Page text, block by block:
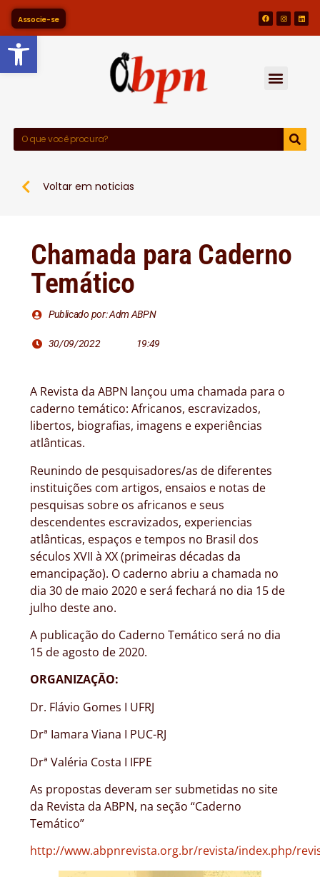
Barra de Ferramentas
Associe-se
Voltar em noticias
Chamada para Caderno
Temático
Publicado por: Adm ABPN
30/09/2022 19:49
A Revista da ABPN lançou uma chamada para o
caderno temático: Africanos, escravizados,
libertos, biografias, imagens e experiências
atlânticas.
Reunindo de pesquisadores/as de diferentes
instituições com artigos, ensaios e notas de
pesquisas sobre os africanos e seus
descendentes escravizados, experiencias
atlânticas, espaços e tempos no Brasil dos
séculos XVII à XX (primeiras décadas da
emancipação). O caderno abriu a chamada no
dia 30 de maio 2020 e será fechará no dia 15 de
julho deste ano.
A publicação do Caderno Temático será no dia
15 de agosto de 2020.
ORGANIZAÇÃO:
Dr. Flávio Gomes I UFRJ
Drª Iamara Viana I PUC-RJ
Drª Valéria Costa I IFPE
As propostas deveram ser submetidas no site
da Revista da ABPN, na seção “Caderno
Temático”
http://www.abpnrevista.org.br/revista/index.php/